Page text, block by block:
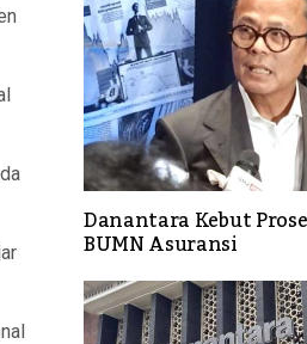
Danantara Kebut
BUMN Asuransi